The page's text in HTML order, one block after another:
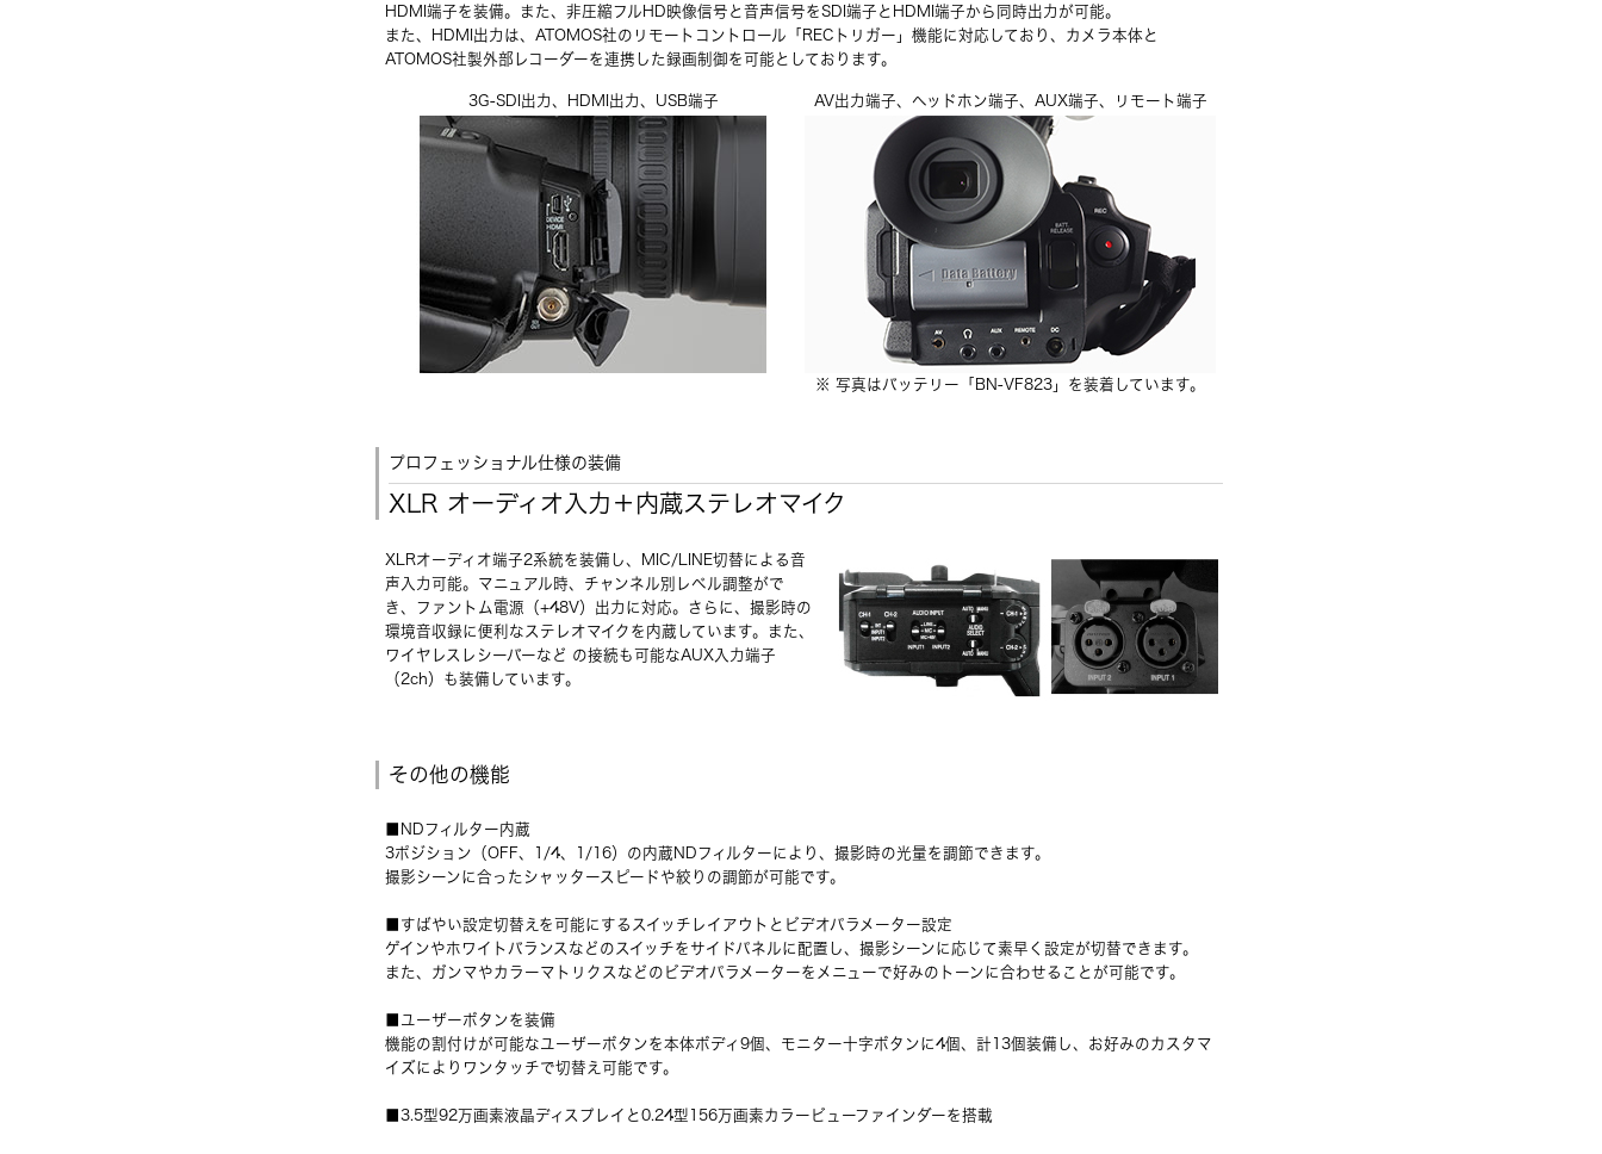
HDMI端子を装備。また、非圧縮フルHD映像信号と音声信号をSDI端子とHDMI端子から同時出力が可能。
また、HDMI出力は、ATOMOS社のリモートコントロール「RECトリガー」機能に対応しており、カメラ本体と
ATOMOS社製外部レコーダーを連携した録画制御を可能としております。
3G-SDI出力、HDMI出力、USB端子 AV出力端子、ヘッドホン端子、AUX端子、リモート端子
※ 写真はバッテリー「BN-VF823」を装着しています。
プロフェッショナル仕様の装備
XLR オーディオ入力＋内蔵ステレオマイク
XLRオーディオ端子2系統を装備し、MIC/LINE切替による音
声入力可能。マニュアル時、チャンネル別レベル調整がで
き、ファントム電源（+48V）出力に対応。さらに、撮影時の
環境音収録に便利なステレオマイクを内蔵しています。また、
ワイヤレスレシーバーなど の接続も可能なAUX入力端子
（2ch）も装備しています。
その他の機能
■NDフィルター内蔵
3ポジション（OFF、1/4、1/16）の内蔵NDフィルターにより、撮影時の光量を調節できます。
撮影シーンに合ったシャッタースピードや絞りの調節が可能です。
■すばやい設定切替えを可能にするスイッチレイアウトとビデオパラメーター設定
ゲインやホワイトバランスなどのスイッチをサイドパネルに配置し、撮影シーンに応じて素早く設定が切替できます。
また、ガンマやカラーマトリクスなどのビデオパラメーターをメニューで好みのトーンに合わせることが可能です。
■ユーザーボタンを装備
機能の割付けが可能なユーザーボタンを本体ボディ9個、モニター十字ボタンに4個、計13個装備し、お好みのカスタマ
イズによりワンタッチで切替え可能です。
■3.5型92万画素液晶ディスプレイと0.24型156万画素カラービューファインダーを搭載